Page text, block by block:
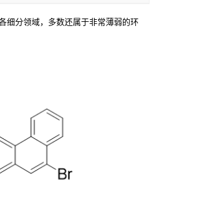
细分领域，多数还属于非常薄弱的环